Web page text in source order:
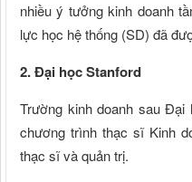
nhiều ý tưởng kinh doanh
lực học hệ thống (SD) đã
2. Đại học Stanford
Trường kinh doanh sau Đại
chương trình thạc sĩ Kinh
thạc sĩ và quản trị.